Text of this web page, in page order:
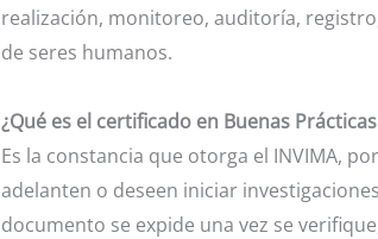
realización, monitoreo, auditoría,
de seres humanos.
¿Qué es el certificado en Buenas
Es la constancia que otorga el INVIMA,
adelanten o deseen iniciar
documento se expide una vez se